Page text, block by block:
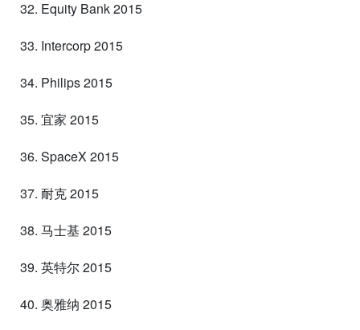
32. Equity Bank 2015
33. Intercorp 2015
34. Philips 2015
35. 宜家 2015
36. SpaceX 2015
37. 耐克 2015
38. 马士基 2015
39. 英特尔 2015
40. 奥雅纳 2015